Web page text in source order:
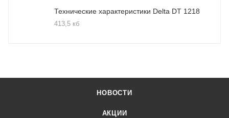
Технические характеристики Delta DT 1218
413,5 кб
НОВОСТИ
АКЦИИ